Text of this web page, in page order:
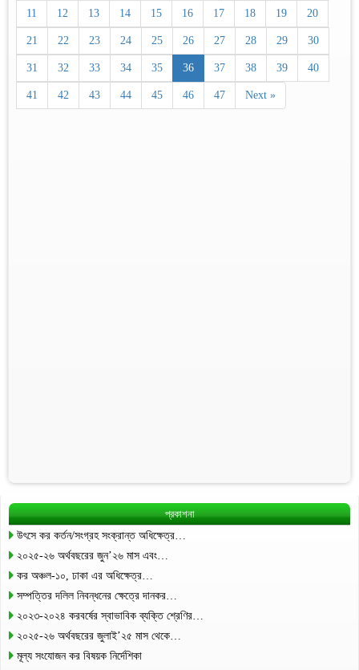
11 12 13 14 15 16 17 18 19 20
21 22 23 24 25 26 27 28 29 30
31 32 33 34 35 36 37 38 39 40
41 42 43 44 45 46 47 Next »
প্রকাশনা
উৎসে কর কর্তন/সংগ্রহ সংক্রান্ত অধিক্ষেত্র…
২০২৫-২৬ অর্থবছরের জুন’২৬ মাস এবং…
কর অঞ্চল-১০, ঢাকা এর অধিক্ষেত্র…
সম্পত্তির দলিল নিবন্ধনের ক্ষেত্রে দানকর…
২০২৩-২০২৪ করবর্ষের স্বাভাবিক ব্যক্তি শ্রেণির…
২০২৫-২৬ অর্থবছরের জুলাই’২৫ মাস থেকে…
মূল্য সংযোজন কর বিষয়ক নির্দেশিকা